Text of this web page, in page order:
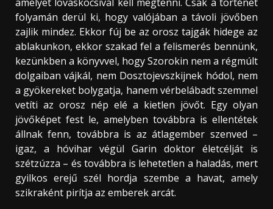
amelyet lovaskocsival kell megtenni. Csak a történet
folyamán derül ki, hogy valójában a távoli jövőben
zajlik mindez. Ekkor fúj be az orosz tajgák hidege az
ablakunkon, ekkor szakad fel a felismerés bennünk,
kezünkben a könyvvel, hogy Szorokin nem a régmúlt
dolgaiban vájkál, nem Dosztojevszkijnek hódol, nem
a gyökereket bolygatja, hanem vérbelábadt szemmel
vetíti az orosz nép elé a kietlen jövőt. Egy olyan
jövőképet fest le, amelyben továbbra is ellentétek
állnak fenn, továbbra is az átlagember szenved –
igaz, a hóvihar végül Garin doktor életcélját is
szétzúzza – és továbbra is lehetetlen a haladás, mert
gyilkos erejű szél hordja szembe a havat, amely
szikraként pirítja az emberek arcát.